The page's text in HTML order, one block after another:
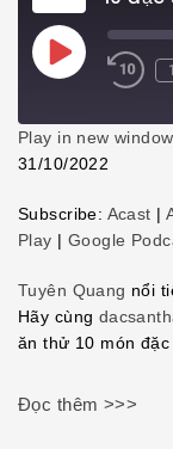
Play
Episode
SHARE
LINK
EMBED
Play in new window
31/10/2022
Subscribe: Acast |
Play | Google
Tuyên Quang nổi
Hãy cùng
ăn thử 10 món
Đọc thêm >>>